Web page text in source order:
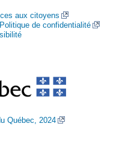
aux citoyens
Politique de confidentialité
Québec, 2024